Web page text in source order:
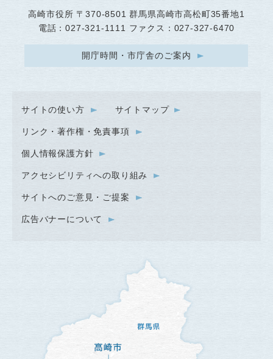
高崎市役所 〒370-8501 群馬県高崎市高松町35番地1
電話：027-321-1111 ファクス：027-327-6470
開庁時間・市庁舎のご案内
サイトの使い方 サイトマップ
リンク・著作権・免責事項
個人情報保護方針
アクセシビリティへの取り組み
サイトへのご意見・ご提案
広告バナーについて